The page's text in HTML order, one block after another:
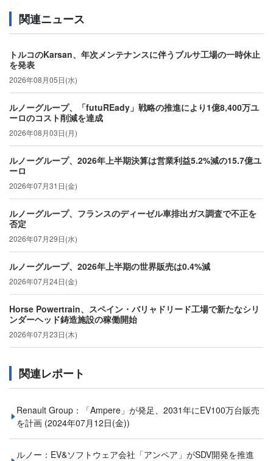
関連ニュース
トルコのKarsan、年次メンテナンスに伴うブルサ工場の一時休止
を発表
2026年08月05日(水)
ルノーグループ、「futuREady」戦略の推進により1億8,400万ユ
ーロのコスト削減を達成
2026年08月03日(月)
ルノーグループ、2026年上半期決算は営業利益5.2%減の15.7億ユ
ーロ
2026年07月31日(金)
ルノーグループ、フランスのディーゼル車排出ガス調査で不正を
否定
2026年07月29日(水)
ルノーグループ、2026年上半期の世界販売は0.4%減
2026年07月24日(金)
Horse Powertrain、スペイン・バリャドリード工場で新たなシリ
ンダーヘッド鋳造施設の稼働開始
2026年07月23日(木)
関連レポート
Renault Group：「Ampere」が発足、2031年にEV100万台販売
を計画 (2024年07月12日(金))
ルノー：EV&ソフトウェア会社「アンペア」がSDV開発を推進